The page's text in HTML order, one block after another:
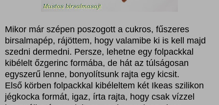
Mikor már szépen poszogott a cukros, fűszeres
birsalmapép, rájöttem, hogy valamibe ki is kell majd
szedni dermedni. Persze, lehetne egy folpackkal
kibélelt őzgerinc formába, de hát az túlságosan
egyszerű lenne, bonyolítsunk rajta egy kicsit.
Első körben folpackkal kibéleltem két Ikeas szilikon
jégkocka formát, igaz, írta rajta, hogy csak vízzel